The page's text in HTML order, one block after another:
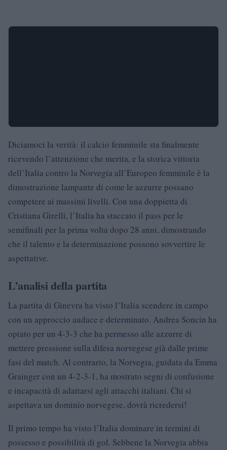
Diciamoci la verità: il calcio femminile sta finalmente
ricevendo l’attenzione che merita, e la storica vittoria
dell’Italia contro la Norvegia all’Europeo femminile è la
dimostrazione lampante di come le azzurre possano
competere ai massimi livelli. Con una doppietta di
Cristiana Girelli, l’Italia ha staccato il pass per le
semifinali per la prima volta dopo 28 anni, dimostrando
che il talento e la determinazione possono sovvertire le
aspettative.
L’analisi della partita
La partita di Ginevra ha visto l’Italia scendere in campo
con un approccio audace e determinato. Andrea Soncin ha
optato per un 4-3-3 che ha permesso alle azzurre di
mettere pressione sulla difesa norvegese già dalle prime
fasi del match. Al contrario, la Norvegia, guidata da Emma
Grainger con un 4-2-3-1, ha mostrato segni di confusione
e incapacità di adattarsi agli attacchi italiani. Chi si
aspettava un dominio norvegese, dovrà ricredersi!
Il primo tempo ha visto l’Italia dominare in termini di
possesso e possibilità di gol. Sebbene la Norvegia abbia